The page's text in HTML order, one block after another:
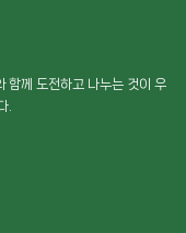
께 도전하고 나누는 것이 우
.